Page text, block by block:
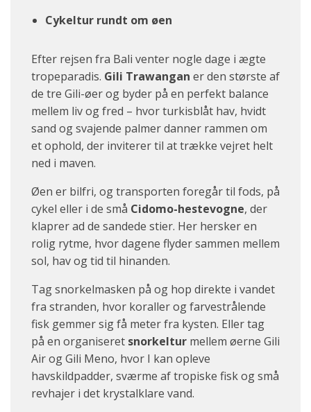
Cykeltur rundt om øen
Efter rejsen fra Bali venter nogle dage i ægte
tropeparadis. Gili Trawangan er den største af
de tre Gili-øer og byder på en perfekt balance
mellem liv og fred – hvor turkisblåt hav, hvidt
sand og svajende palmer danner rammen om
et ophold, der inviterer til at trække vejret helt
ned i maven.
Øen er bilfri, og transporten foregår til fods, på
cykel eller i de små Cidomo-hestevogne, der
klaprer ad de sandede stier. Her hersker en
rolig rytme, hvor dagene flyder sammen mellem
sol, hav og tid til hinanden.
Tag snorkelmasken på og hop direkte i vandet
fra stranden, hvor koraller og farvestrålende
fisk gemmer sig få meter fra kysten. Eller tag
på en organiseret snorkeltur mellem øerne Gili
Air og Gili Meno, hvor I kan opleve
havskildpadder, sværme af tropiske fisk og små
revhajer i det krystalklare vand.